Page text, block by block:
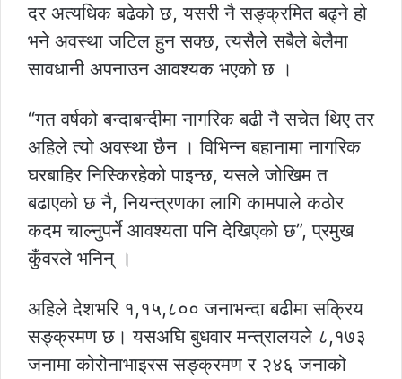
दर अत्यधिक बढेको छ, यसरी नै सङ्क्रमित बढ्ने हो
भने अवस्था जटिल हुन सक्छ, त्यसैले सबैले बेलैमा
सावधानी अपनाउन आवश्यक भएको छ ।
“गत वर्षको बन्दाबन्दीमा नागरिक बढी नै सचेत थिए तर
अहिले त्यो अवस्था छैन । विभिन्न बहानामा नागरिक
घरबाहिर निस्किरहेको पाइन्छ, यसले जोखिम त
बढाएको छ नै, नियन्त्रणका लागि कामपाले कठोर
कदम चाल्नुपर्ने आवश्यता पनि देखिएको छ”, प्रमुख
कुँवरले भनिन् ।
अहिले देशभरि १,१५,८०० जनाभन्दा बढीमा सक्रिय
सङ्क्रमण छ। यसअघि बुधवार मन्त्रालयले ८,१७३
जनामा कोरोनाभाइरस सङ्क्रमण र २४६ जनाको